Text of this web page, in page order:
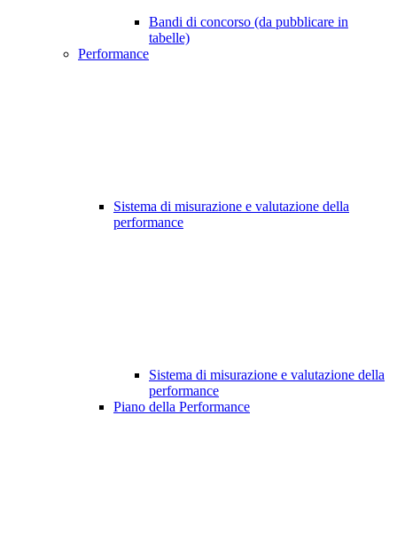
Bandi di concorso (da pubblicare in
tabelle)
Performance
Sistema di misurazione e valutazione della
performance
Sistema di misurazione e valutazione della
performance
Piano della Performance